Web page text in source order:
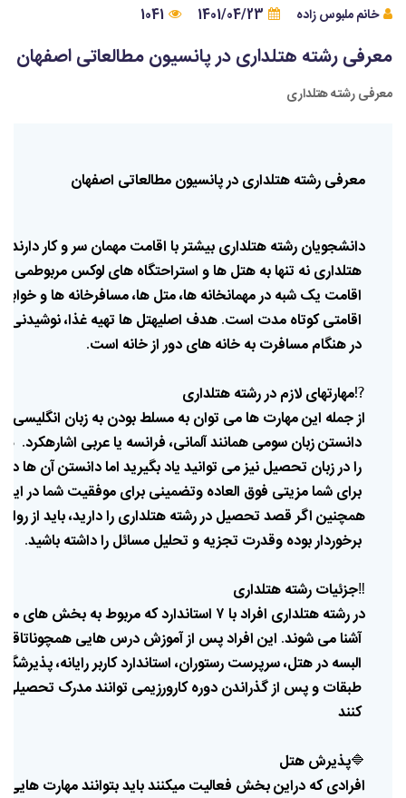
خانم ملبوس زاده 1401/04/23
1041
معرفی رشته هتلداری در پانسیون مطالعاتی اصفهان
معرفی رشته هتلداری
معرفیرشتههتلداریدرپانسیونمطالعاتی اصفهان
دانشجویانرشتههتلداریبیشتربااقامتمهمانسروکاردارند
هتلدارینه تنهابههتلهاواستراحتگاههایلوکسمربوطمی
اقامت یکشبهدرمهمانخانهها،متلها،مسافرخانههاو
اقامتیکوتاهمدت است. هدف اصلیهتلهاتهیهغذا،نوشیدنی،
درهنگاممسافرتبهخانههایدورازخانه است.
⁉️مهارتهایلازمدررشتههتلداری
ازجمله اینمهارتهامی توانبهمسلطبودنبهزبان انگلیسی
دانستنزبانسومیهمانندآلمانی،فرانسه یاعربی اشارهکرد. هر
رادرزبان تحصیلنیزمی توانیدیادبگیریدامادانستنآنهادر
برایشمامزیتی فوق العادهوتضمینیبرایموفقیتشمادراین
همچنیناگرقصدتحصیلدررشتههتلداریرادارید،بایداز
برخورداربودهوقدرت تجزیهوتحلیلمسائلراداشتهباشید.
‼️جزئیاترشتههتلداری
دررشتههتلداری افرادبا۷ استانداردکهمربوطبهبخشهای
آشنامیشوند. اینافرادپس ازآموزشدرسهاییهمچون
البسهدرهتل،سرپرسترستوران،استانداردکاربررایانه،پذیرشگر
طبقاتوپس ازگذراندندورهکارورزیمی توانندمدرک تحصیلی
کنند
🔷پذیرشهتل
افرادیکهدراینبخش فعالیتمیکنندبایدبتوانندمهارتهایی